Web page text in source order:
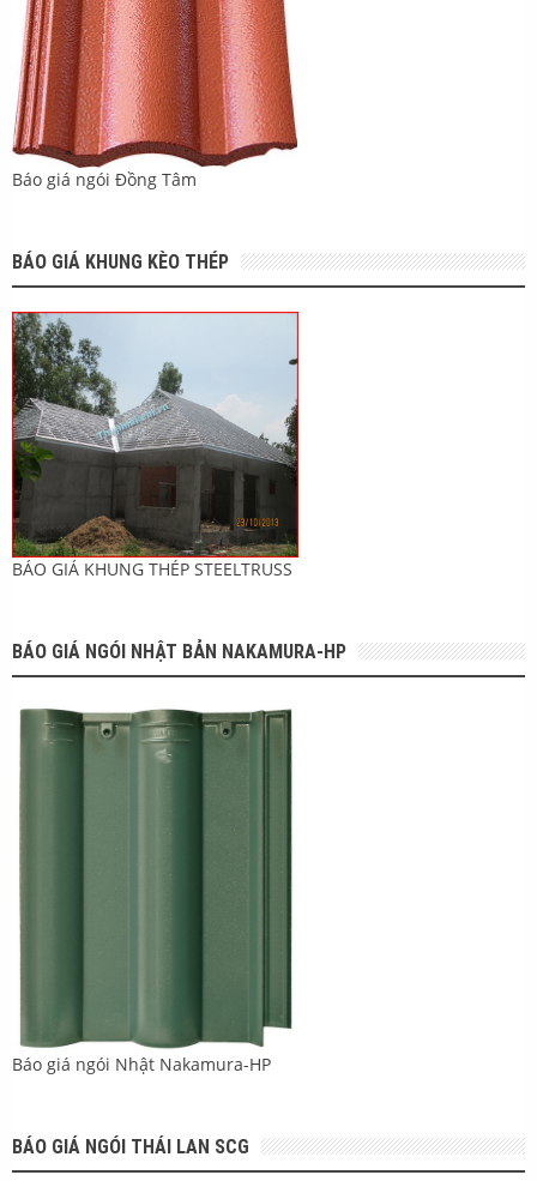
Báo giá ngói Đồng Tâm
BÁO GIÁ KHUNG KÈO THÉP
BÁO GIÁ KHUNG THÉP STEELTRUSS
BÁO GIÁ NGÓI NHẬT BẢN NAKAMURA-HP
Báo giá ngói Nhật Nakamura-HP
BÁO GIÁ NGÓI THÁI LAN SCG